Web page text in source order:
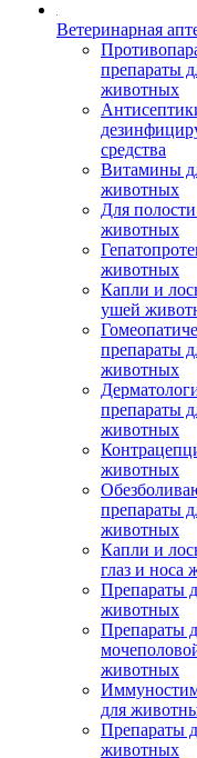
Ветеринарная
препараты
животных
средства
Витамины
животных
Для полости
животных
животных
Капли и
ушей
препараты
животных
препараты
животных
животных
препараты
животных
Капли и
глаз и носа
Препараты
животных
Препараты
животных
для
Препараты
животных